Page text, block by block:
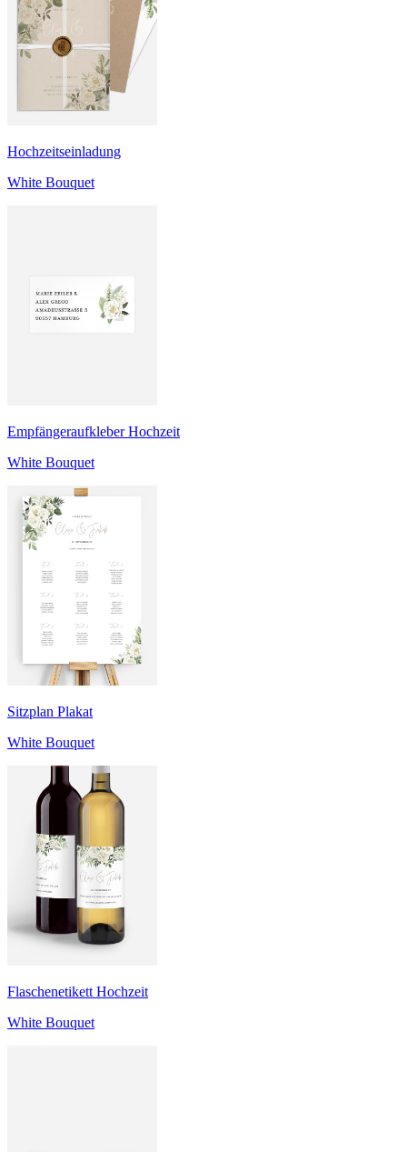
Hochzeitseinladung
White Bouquet
Empfängeraufkleber Hochzeit
White Bouquet
Sitzplan Plakat
White Bouquet
Flaschenetikett Hochzeit
White Bouquet